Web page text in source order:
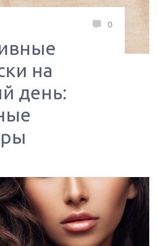
0
на
день: